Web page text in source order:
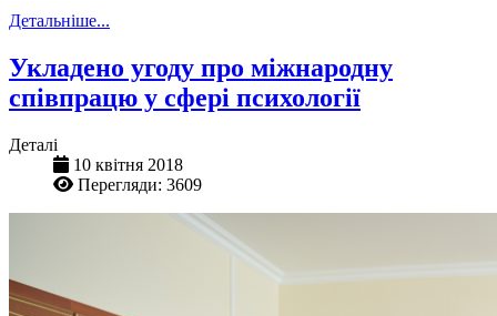
Детальніше...
Укладено угоду про міжнародну
співпрацю у сфері психології
Деталі
10 квітня 2018
Перегляди: 3609